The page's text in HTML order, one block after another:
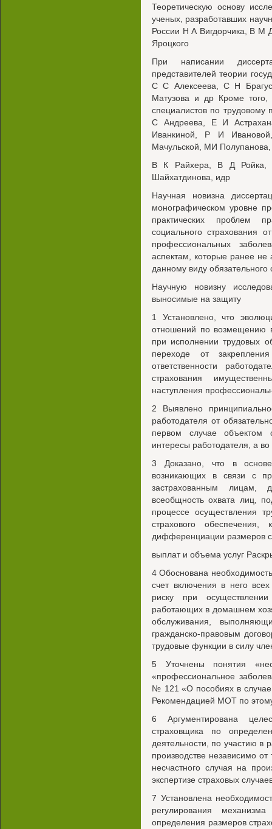
Теоретическую основу
ученых, разработавших
России Н А Вигдорчика, В М
Яроцкого
При написании
представителей теории
С С Алексеева, С Н
Матузова и др Кроме того,
специалистов по трудовому
С Андреева, Е И
Иванкиной, Р И
Мачульской, МИ Полупанова,
В К Райхера, В Д
Шайхатдинова, идр
Научная новизна
монографическом уровне
практических проблем
социального страхования
профессиональных
аспектам, которые ранее не
данному виду обязательного
Научную новизну
выносимые на защиту
1 Установлено, что
отношений по возмещению
при исполнении трудовых
переходе от
ответственности
страхования
наступления
2 Выявлено
работодателя от
первом случае объектом
интересы работодателя, а
3 Доказано, что в основе
возникающих в связи с
застрахованным лицам,
всеобщность охвата лиц,
процессе осуществления
страхового обеспечения,
дифференциации размеров
выплат и объема услуг
4 Обоснована
счет включения в него
риску при
работающих в домашнем
обслуживания,
гражданско-правовым
трудовые функции в силу
5 Уточнены понятия
«профессиональное
№ 121 «О пособиях в случае
Рекомендацией МОТ по
6 Аргументирована
страховщика по
деятельности, по участию в
производстве независимо
несчастного случая на
экспертизе страховых
7 Установлена
регулирования
определения размеров